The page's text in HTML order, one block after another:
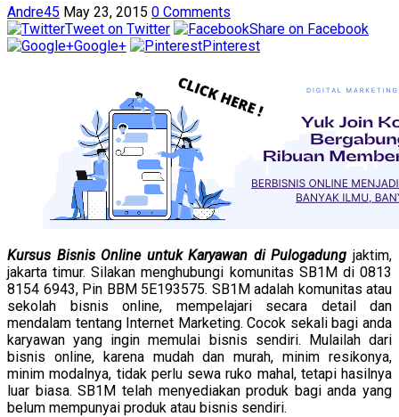
Andre45 May 23, 2015 0 Comments
Tweet on Twitter
Share on Facebook
Google+
Pinterest
Kursus Bisnis Online untuk Karyawan di Pulogadung jaktim,
jakarta timur. Silakan menghubungi komunitas SB1M di 0813
8154 6943, Pin BBM 5E193575. SB1M adalah komunitas atau
sekolah bisnis online, mempelajari secara detail dan
mendalam tentang Internet Marketing. Cocok sekali bagi anda
karyawan yang ingin memulai bisnis sendiri. Mulailah dari
bisnis online, karena mudah dan murah, minim resikonya,
minim modalnya, tidak perlu sewa ruko mahal, tetapi hasilnya
luar biasa. SB1M telah menyediakan produk bagi anda yang
belum mempunyai produk atau bisnis sendiri.